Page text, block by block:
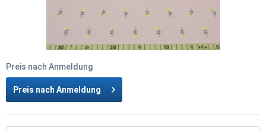
Preis nach Anmeldung
Preis nach Anmeldung